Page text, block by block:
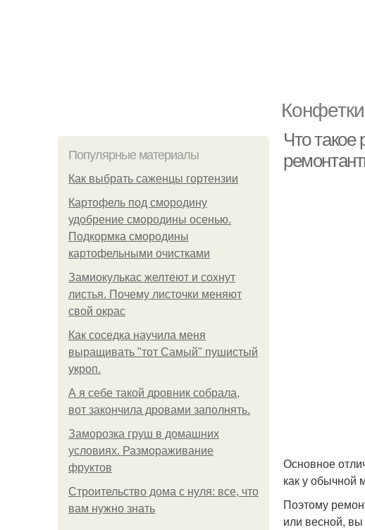
Популярные материалы
Как выбрать саженцы гортензии
Картофель под смородину
удобрение смородины осенью.
Подкормка смородины
картофельными очистками
Замиокулькас желтеют и сохнут
листья. Почему листочки меняют
свой окрас
Как соседка научила меня
выращивать "тот Самый" пушистый
укроп.
А я себе такой дровник собрала,
вот закончила дровами заполнять.
Заморозка груш в домашних
условиях. Размораживание
фруктов
Строительство дома с нуля: все, что
вам нужно знать
Что
Основное
как у обычной
Поэтому
или весной,